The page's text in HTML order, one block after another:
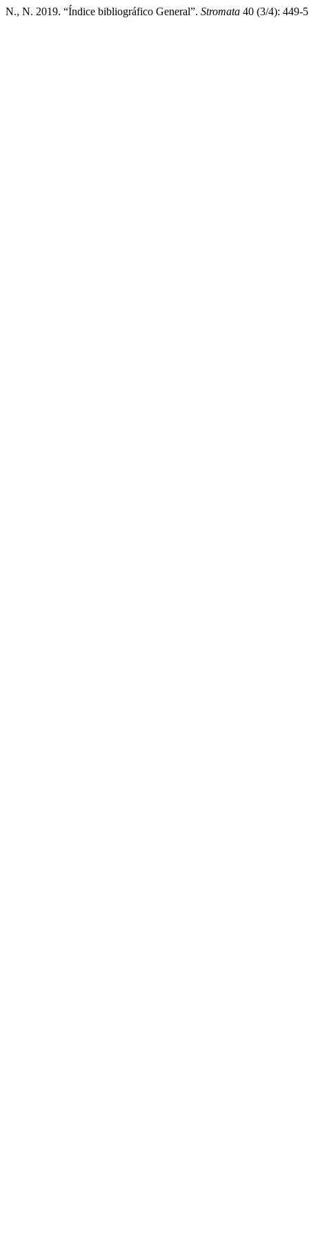
N., N. 2019. “Índice bibliográfico General”. Stromata 40 (3/4): 449-